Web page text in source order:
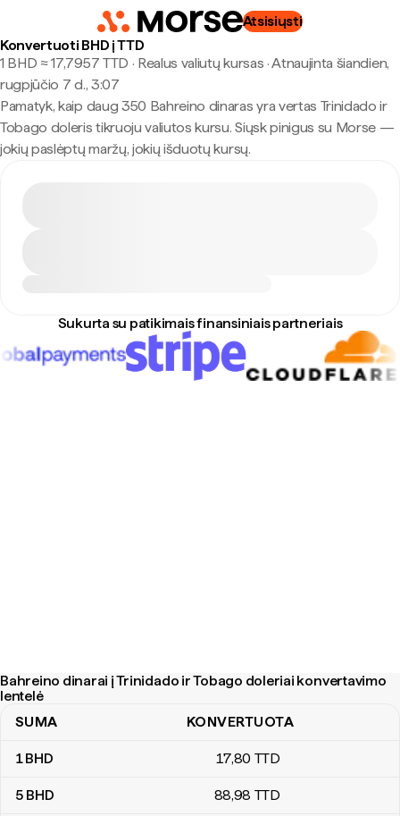
Atsisiųsti
Konvertuoti BHD į TTD
1 BHD ≈ 17,7957 TTD · Realus valiutų kursas ·Atnaujinta šiandien,
rugpjūčio 7 d., 3:07
Pamatyk, kaip daug 350 Bahreino dinaras yra vertas Trinidado ir
Tobago doleris tikruoju valiutos kursu. Siųsk pinigus su Morse —
jokių paslėptų maržų, jokių išduotų kursų.
Sukurta su patikimais finansiniais partneriais
Bahreino dinarai į Trinidado ir Tobago doleriai konvertavimo
lentelė
Bahreino dinarai į Trinidado ir Tobago doleriai konvertavimo
SUMA KONVERTUOTA
1BHD 17,80 TTD
5 BHD 88,98 TTD